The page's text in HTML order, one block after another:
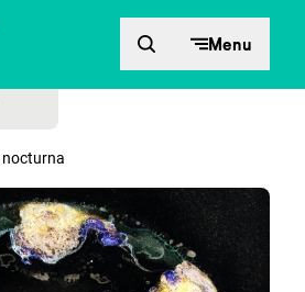
Menu